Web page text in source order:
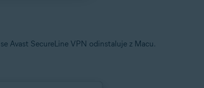
Avast SecureLine VPN odinstaluje z Macu.